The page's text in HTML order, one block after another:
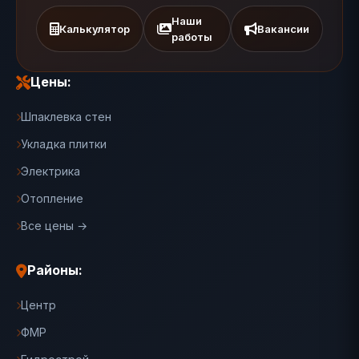
Калькулятор
Наши
работы
Вакансии
Цены:
Шпаклевка стен
Укладка плитки
Электрика
Отопление
Все цены →
Районы:
Центр
ФМР